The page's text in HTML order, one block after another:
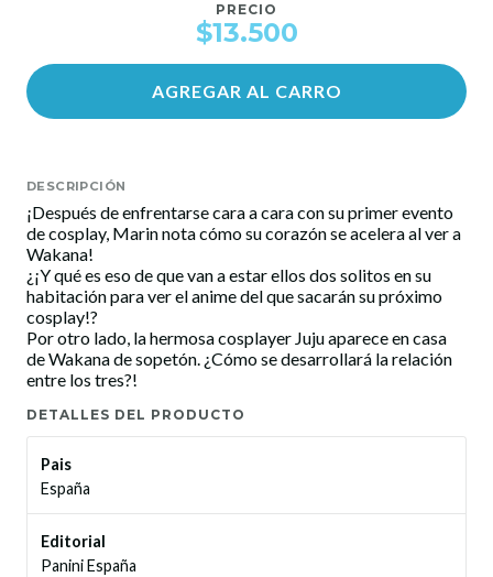
PRECIO
$13.500
AGREGAR AL CARRO
DESCRIPCIÓN
¡Después de enfrentarse cara a cara con su primer evento
de cosplay, Marin nota cómo su corazón se acelera al ver a
Wakana!
¿¡Y qué es eso de que van a estar ellos dos solitos en su
habitación para ver el anime del que sacarán su próximo
cosplay!?
Por otro lado, la hermosa cosplayer Juju aparece en casa
de Wakana de sopetón. ¿Cómo se desarrollará la relación
entre los tres?!
DETALLES DEL PRODUCTO
Pais
España
Editorial
Panini España